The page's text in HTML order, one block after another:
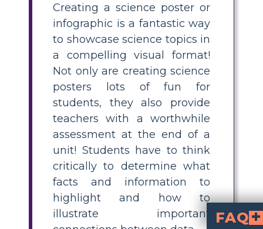
Creating a science poster or
infographic is a fantastic way
to showcase science topics in
a compelling visual format!
Not only are creating science
posters lots of fun for
students, they also provide
teachers with a worthwhile
assessment at the end of a
unit! Students have to think
critically to determine what
facts and information to
highlight and how to
illustrate important
FAQ